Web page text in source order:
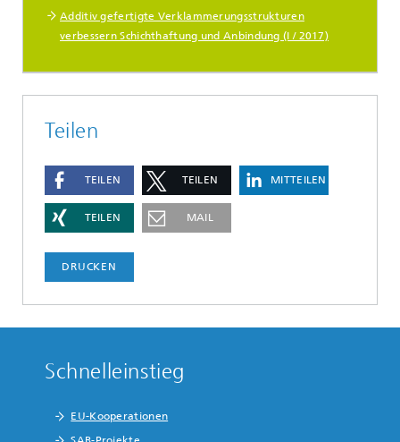
Additiv gefertigte Verklammerungsstrukturen
verbessern Schichthaftung und Anbindung (I / 2017)
Teilen
TEILEN TEILEN MITTEILEN
TEILEN MAIL
DRUCKEN
Schnelleinstieg
EU-Kooperationen